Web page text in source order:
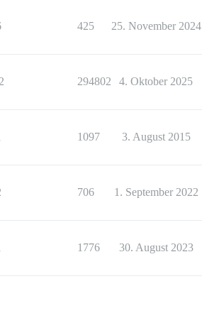
425 25. November 2024
294802 4. Oktober 2025
1097 3. August 2015
706 1. September 2022
1776 30. August 2023